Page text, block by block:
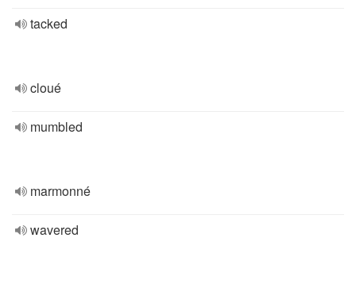
tacked
cloué
mumbled
marmonné
wavered